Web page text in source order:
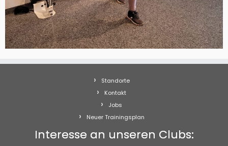
Standorte
Kontakt
Jobs
Neuer Trainingsplan
Interesse an unseren Clubs: